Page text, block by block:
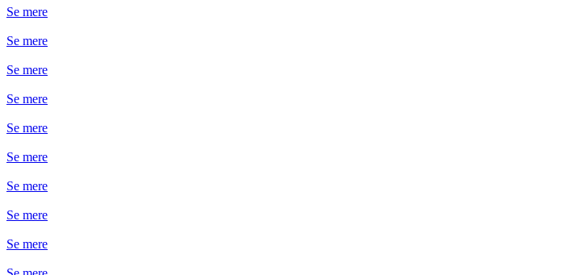
Se mere
Se mere
Se mere
Se mere
Se mere
Se mere
Se mere
Se mere
Se mere